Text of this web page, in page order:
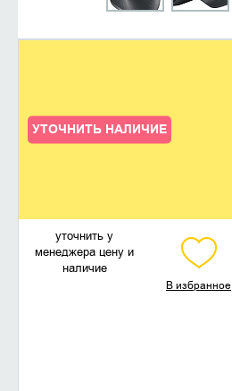
УТОЧНИТЬ НАЛИЧИЕ
уточнить у
менеджера цену и
наличие
В избранное